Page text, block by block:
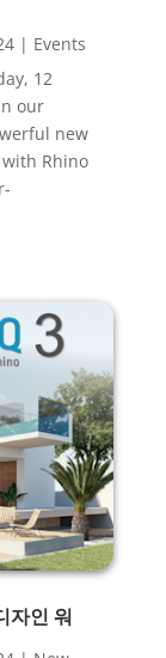
| Events
12
our
new
Rhino
자인 워